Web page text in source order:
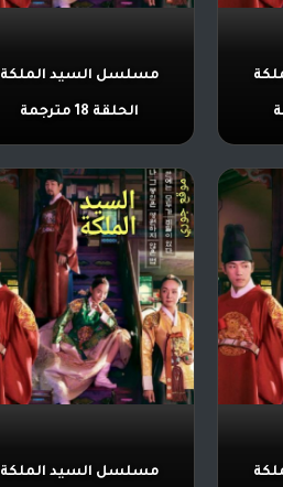
مسلسل السيد الملكة
الحلقة 18 مترجمة
مسلسل السيد الملكة